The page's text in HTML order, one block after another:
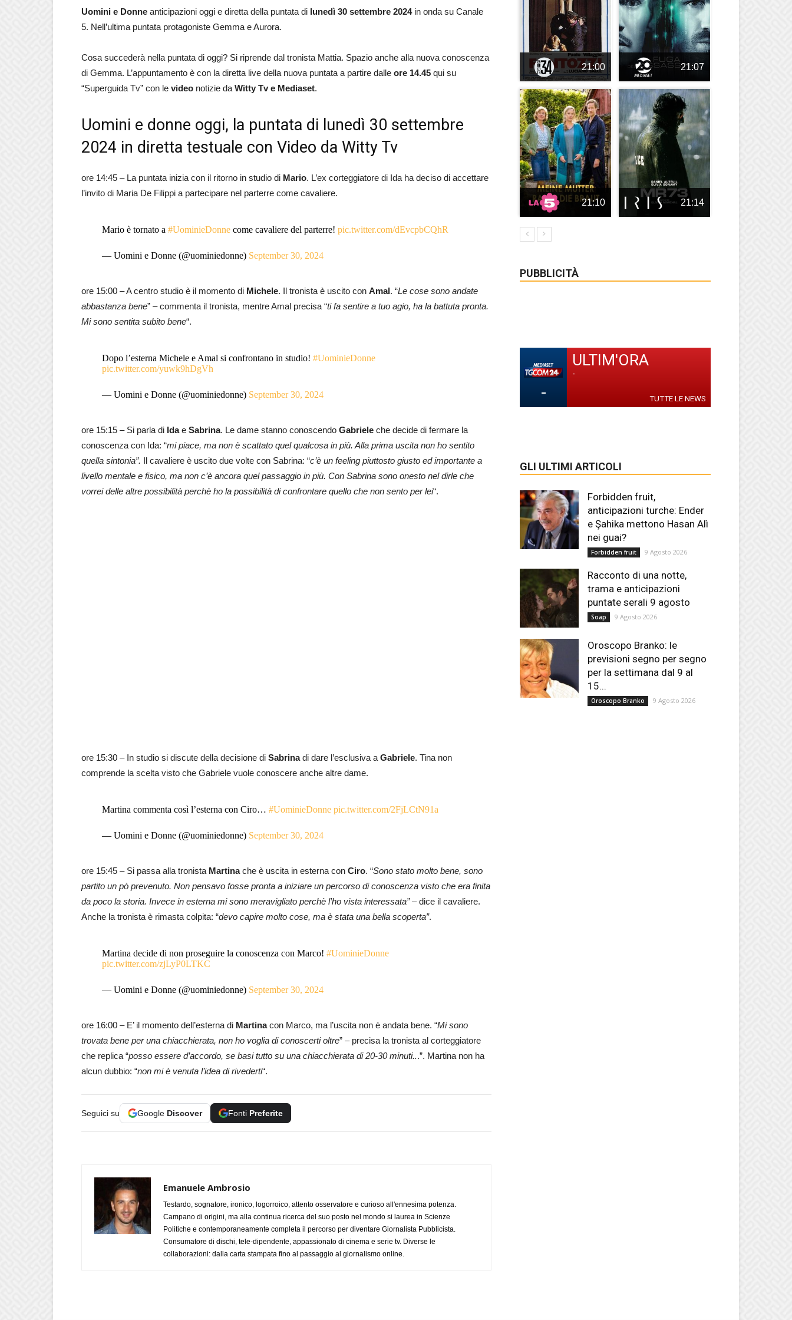
Uomini e Donne anticipazioni oggi e diretta della puntata di lunedì 30 settembre 2024 in onda su Canale
5. Nell’ultima puntata protagoniste Gemma e Aurora.
Cosa succederà nella puntata di oggi? Si riprende dal tronista Mattia. Spazio anche alla nuova conoscenza
di Gemma. L’appuntamento è con la diretta live della nuova puntata a partire dalle ore 14.45 qui su
“Superguida Tv” con le video notizie da Witty Tv e Mediaset.
Uomini e donne oggi, la puntata di lunedì 30 settembre
2024 in diretta testuale con Video da Witty Tv
ore 14:45 – La puntata inizia con il ritorno in studio di Mario. L’ex corteggiatore di Ida ha deciso di accettare
l’invito di Maria De Filippi a partecipare nel parterre come cavaliere.
Mario è tornato a #UominieDonnecome cavaliere del parterre! pic.twitter.com/dEvcpbCQhR
— Uomini e Donne (@uominiedonne) September 30, 2024
ore 15:00 – A centro studio è il momento di Michele. Il tronista è uscito con Amal. “Le cose sono andate
abbastanza bene” – commenta il tronista, mentre Amal precisa “ti fa sentire a tuo agio, ha la battuta pronta.
Mi sono sentita subito bene“.
Dopo l’esterna Michele e Amal si confrontano in studio! #UominieDonne
pic.twitter.com/yuwk9hDgVh
— Uomini e Donne (@uominiedonne) September 30, 2024
ore 15:15 – Si parla di Idae Sabrina. Le dame stanno conoscendo Gabriele che decide di fermare la
conoscenza con Ida: “mi piace, ma non è scattato quel qualcosa in più. Alla prima uscita non ho sentito
quella sintonia”. Il cavaliere è uscito due volte con Sabrina: “c’è un feeling piuttosto giusto ed importante a
livello mentale e fisico, ma non c’è ancora quel passaggio in più. Con Sabrina sono onesto nel dirle che
vorrei delle altre possibilità perchè ho la possibilità di confrontare quello che non sento per lei“.
ore 15:30 – In studio si discute della decisione di Sabrinadi dare l’esclusiva a Gabriele. Tina non
comprende la scelta visto che Gabriele vuole conoscere anche altre dame.
Martina commenta così l’esterna con Ciro… #UominieDonne pic.twitter.com/2FjLCtN91a
— Uomini e Donne (@uominiedonne) September 30, 2024
ore 15:45 – Si passa alla tronista Martinache è uscita in esterna con Ciro. “Sono stato molto bene, sono
partito un pò prevenuto. Non pensavo fosse pronta a iniziare un percorso di conoscenza visto che era finita
da poco la storia. Invece in esterna mi sono meravigliato perchè l’ho vista interessata” –dice il cavaliere.
Anche la tronista è rimasta colpita: “devo capire molto cose, ma è stata una bella scoperta”.
Martina decide di non proseguire la conoscenza con Marco! #UominieDonne
pic.twitter.com/zjLyP0LTKC
— Uomini e Donne (@uominiedonne) September 30, 2024
ore 16:00 – E’ il momento dell’esterna di Martinacon Marco, ma l’uscita non è andata bene. “Mi sono
trovata bene per una chiacchierata, non ho voglia di conoscerti oltre” – precisa la tronista al corteggiatore
che replica “posso essere d’accordo, se basi tutto su una chiacchierata di 20-30 minuti...”. Martina non ha
alcun dubbio: “non mi è venuta l’idea di rivederti“.
Seguici su Google Discover Fonti Preferite
Emanuele Ambrosio
Testardo, sognatore, ironico, logorroico, attento osservatore e curioso all'ennesima potenza.
Campano di origini, ma alla continua ricerca del suo posto nel mondo si laurea in Scienze
Politiche e contemporaneamente completa il percorso per diventare Giornalista Pubblicista.
Consumatore di dischi, tele-dipendente, appassionato di cinema e serie tv. Diverse le
collaborazioni: dalla carta stampata fino al passaggio al giornalismo online.
21:00 21:07
21:10 21:14
PUBBLICITÀ
-
ULTIM'ORA
-
TUTTE LE NEWS
GLI ULTIMI ARTICOLI
Forbidden fruit,
anticipazioni turche: Ender
e Şahika mettono Hasan Alì
nei guai?
Forbidden fruit 9 Agosto 2026
Racconto di una notte,
trama e anticipazioni
puntate serali 9 agosto
Soap 9 Agosto 2026
Oroscopo Branko: le
previsioni segno per segno
per la settimana dal 9 al
15...
Oroscopo Branko 9 Agosto 2026